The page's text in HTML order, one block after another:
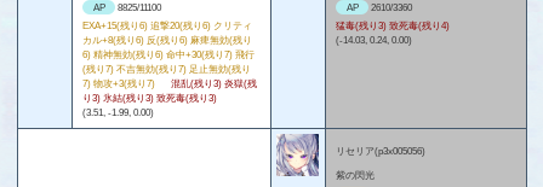
AP
8825/11100
EXA+15(残り6) 追撃20(残り6) クリティ
カル+8(残り6) 反(残り6) 麻痺無効(残り
6) 精神無効(残り6) 命中+30(残り7) 飛行
(残り7) 不吉無効(残り7) 足止無効(残り
7) 物攻+3(残り7)
混乱(残り3) 炎獄(残
り3) 氷結(残り3) 致死毒(残り3)
(3.51, -1.99, 0.00)
AP
2610/3360
猛毒(残り3) 致死毒(残り4)
(-14.03, 0.24, 0.00)
リセリア(p3x005056)
紫の閃光